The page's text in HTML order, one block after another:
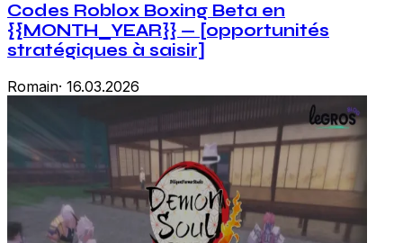
Codes Roblox Boxing Beta en
{{MONTH_YEAR}} — [opportunités
stratégiques à saisir]
Romain· 16.03.2026